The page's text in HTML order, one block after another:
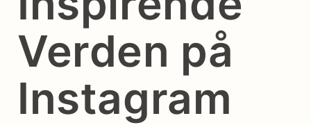
Verden på
Instagram